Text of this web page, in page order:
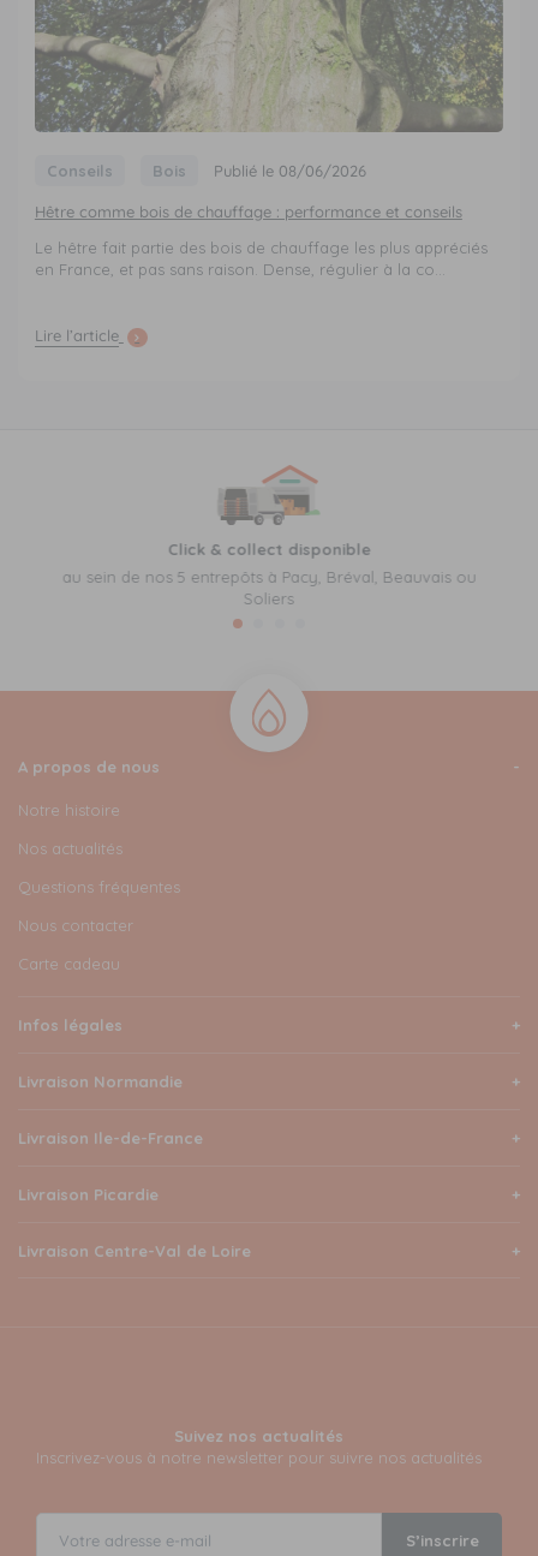
Conseils Bois Publié le 08/06/2026
Hêtre comme bois de chauffage : performance et conseils
Le hêtre fait partie des bois de chauffage les plus appréciés
en France, et pas sans raison. Dense, régulier à la co...
Lire l’article
Click & collect disponible
au sein de nos 5 entrepôts à Pacy, Bréval, Beauvais ou
Soliers
A propos de nous
Notre histoire
Nos actualités
Questions fréquentes
Nous contacter
Carte cadeau
Infos légales
Livraison Normandie
Livraison Ile-de-France
Livraison Picardie
Livraison Centre-Val de Loire
Suivez nos actualités
Inscrivez-vous à notre newsletter pour suivre nos actualités
S’inscrire